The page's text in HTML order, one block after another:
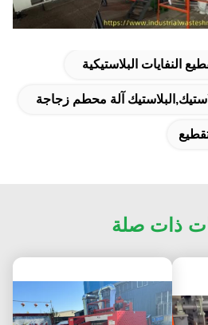
النفايات البلاستيكية
آلة محطم زجاجة
ذات صلة